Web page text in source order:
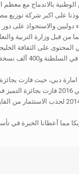
بالاندماج مع معظم
على اكبر شركة توزيع
والاستحواذ على دور
من قبل وزارة التربية
على الثقافة
بالبدء في تأليف مناهج الادب والإثراء باللغة الانجليزية وهي مبنية على الحضارة العربية
“حدش” الوطنية هو نتاج نجاحات شركات تعمل في مجالات اخرى ومنها شركات مشاهير التي حققت حصدت العديد من الجوائز
دبي كأفضل شركة نامية حققت سرعة في النمو في عام 2013 وفي عام 2015 فازت بجائزة أفضل شركة صغيرة ومتوسطة على
الشركات للدخول في الاسواق النامية وتم اختيارنا من ضمن الشركات الاماراتية التي سوف تشارك في اكسبو 2020 ومن ثم قمنا بإنشاء شركة
الإمارات والأردن ولبنان وبريطانيا وأمريكا مما